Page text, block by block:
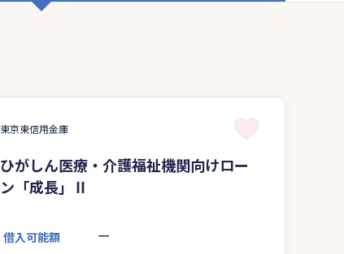
東京東信用金庫
ひがしん医療・介護福祉機関向けロー
ン「成長」Ⅱ
借入可能額 ー